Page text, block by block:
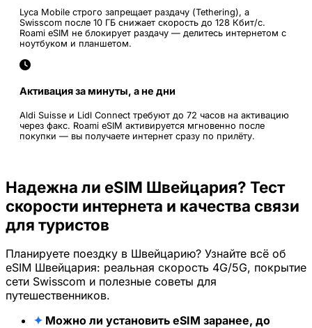
Lyca Mobile строго запрещает раздачу (Tethering), а
Swisscom после 10 ГБ снижает скорость до 128 Кбит/с.
Roami eSIM не блокирует раздачу — делитесь интернетом с
ноутбуком и планшетом.
Активация за минуты, а не дни
Aldi Suisse и Lidl Connect требуют до 72 часов на активацию
через факс. Roami eSIM активируется мгновенно после
покупки — вы получаете интернет сразу по прилёту.
Надежна ли eSIM Швейцария? Тест
скорости интернета и качества связи
для туристов
Планируете поездку в Швейцарию? Узнайте всё об
eSIM Швейцария: реальная скорость 4G/5G, покрытие
сети Swisscom и полезные советы для
путешественников.
✦ Можно ли установить eSIM заранее, до